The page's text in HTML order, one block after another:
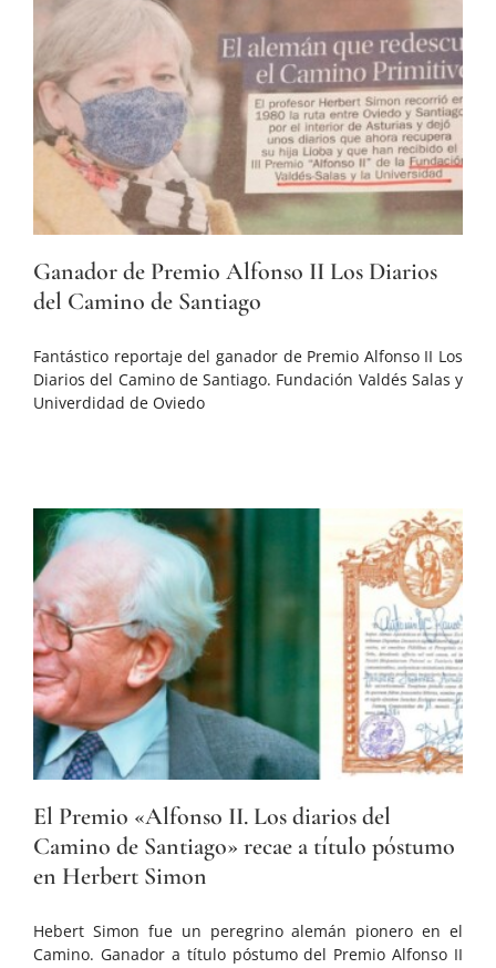
Ganador de Premio Alfonso II Los Diarios
del Camino de Santiago
Fantástico reportaje del ganador de Premio Alfonso II Los
Diarios del Camino de Santiago. Fundación Valdés Salas y
Univerdidad de Oviedo
El Premio «Alfonso II. Los diarios del
Camino de Santiago» recae a título póstumo
en Herbert Simon
Hebert Simon fue un peregrino alemán pionero en el
Camino. Ganador a título póstumo del Premio Alfonso II